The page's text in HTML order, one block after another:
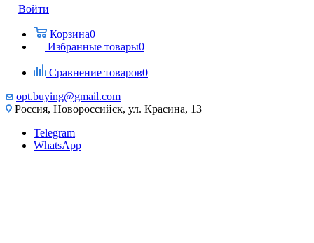
Войти
Корзина0
Избранные товары0
Сравнение товаров0
opt.buying@gmail.com
Россия, Новороссийск, ул. Красина, 13
Telegram
WhatsApp